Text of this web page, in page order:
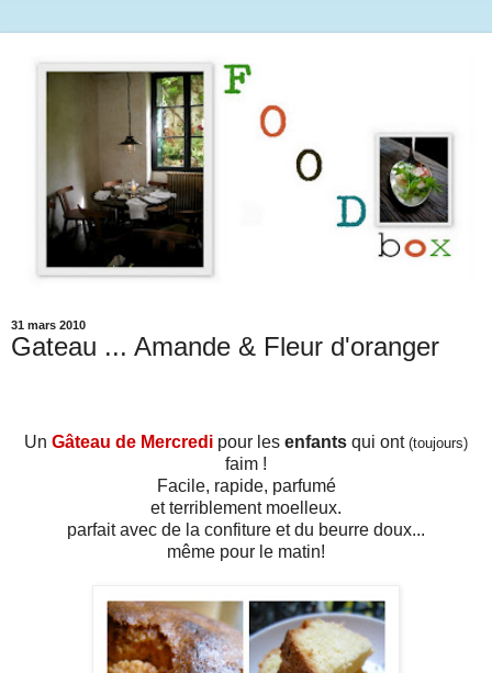
31 mars 2010
Gateau ... Amande & Fleur d'oranger
Un Gâteau de Mercredi pour les enfants qui ont (toujours)
faim !
Facile, rapide, parfumé
et terriblement moelleux.
parfait avec de la confiture et du beurre doux...
même pour le matin!